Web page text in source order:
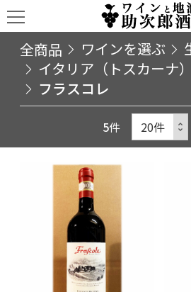
全商品 ワインを選ぶ
イタリア（トスカーナ）
フラスコレ
5件